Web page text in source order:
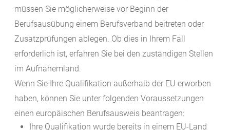
müssen Sie möglicherweise vor Beginn der
Berufsausübung einem Berufsverband beitreten oder
Zusatzprüfungen ablegen. Ob dies in Ihrem Fall
erforderlich ist, erfahren Sie bei den zuständigen Stellen
im Aufnahemland.
Wenn Sie Ihre Qualifikation außerhalb der EU erworben
haben, können Sie unter folgenden Voraussetzungen
einen europäischen Berufsausweis beantragen:
Ihre Qualifikation wurde bereits in einem EU-Land